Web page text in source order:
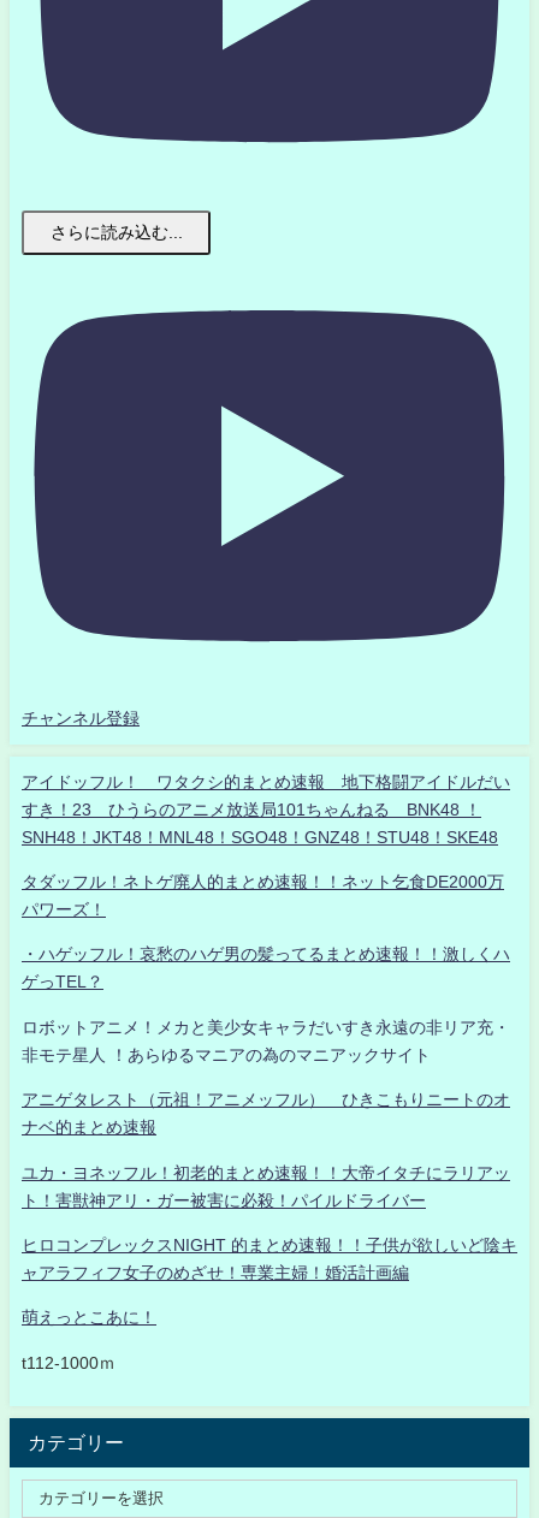
さらに読み込む...
チャンネル登録
アイドッフル！ ワタクシ的まとめ速報 地下格闘アイドルだい
すき！23 ひうらのアニメ放送局101ちゃんねる BNK48 ！
SNH48！JKT48！MNL48！SGO48！GNZ48！STU48！SKE48
タダッフル！ネトゲ廃人的まとめ速報！！ネット乞食DE2000万
パワーズ！
・ハゲッフル！哀愁のハゲ男の髪ってるまとめ速報！！激しくハ
ゲっTEL？
ロボットアニメ！メカと美少女キャラだいすき永遠の非リア充・
非モテ星人 ！あらゆるマニアの為のマニアックサイト
アニゲタレスト（元祖！アニメッフル） ひきこもりニートのオ
ナベ的まとめ速報
ユカ・ヨネッフル！初老的まとめ速報！！大帝イタチにラリアッ
ト！害獣神アリ・ガー被害に必殺！パイルドライバー
ヒロコンプレックスNIGHT 的まとめ速報！！子供が欲しいど陰キ
ャアラフィフ女子のめざせ！専業主婦！婚活計画編
萌えっとこあに！
t112-1000ｍ
カテゴリー